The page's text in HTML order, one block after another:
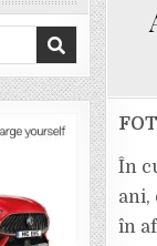
În
ani,
în